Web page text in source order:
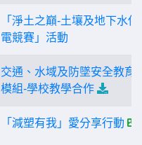
「淨土之巔-土壤及地下水保
電競賽」活動
交通、水域及防墜安全教育
模組-學校教學合作
「減塑有我」愛分享行動